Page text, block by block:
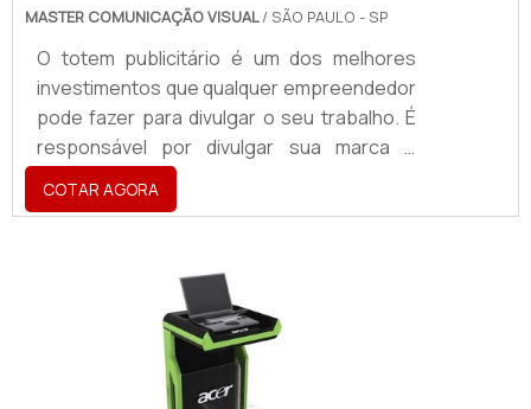
MASTER COMUNICAÇÃO VISUAL/ SÃO PAULO - SP
O totem publicitário é um dos melhores
investimentos que qualquer empreendedor
pode fazer para divulgar o seu trabalho. É
responsável por divulgar sua marca e
passar um melhor senso de localização
para os atuais e novos clientes. Por ser
utilizar o totem, como uma porta de entrada
para o mundo da divulgação publicitária e
maior contato com os clientes.Tipos di...
COTAR AGORA